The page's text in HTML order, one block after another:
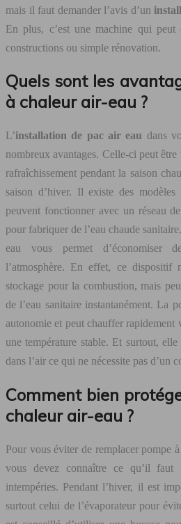
mais il faut demander l’avis d’un
En plus, c’est une machine qui
constructions ou simple rénovation.
Quels sont les
à chaleur air-eau ?
L’installation de pac air eau dans
nombreux avantages. Celle-ci peut
rafraîchissement pendant la saison
saison d’hiver. Il existe des
peuvent fonctionner avec un réseau
pour fabriquer de l’eau chaude
eau vous permet d’économiser
l’atmosphère. En effet, ce dispositif
stockage pour la combustion, mais
de l’eau sanitaire instantanément. La
autonomie et peut chauffer rapidement
une température stable. Et surtout,
dans l’air ce qui ne nécessite pas d’un
Comment bien
chaleur air-eau ?
Pour vous éviter de remplacer pompe
vous devez connaître ce qu’il
intempéries. Pendant l’hiver, il est
surtout celui de l’évaporateur pour